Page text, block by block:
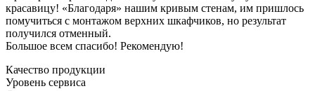
красавицу! «Благодаря» нашим кривым стенам, им пришлось
помучиться с монтажом верхних шкафчиков, но результат
получился отменный.
Большое всем спасибо! Рекомендую!
Качество продукции
Уровень сервиса